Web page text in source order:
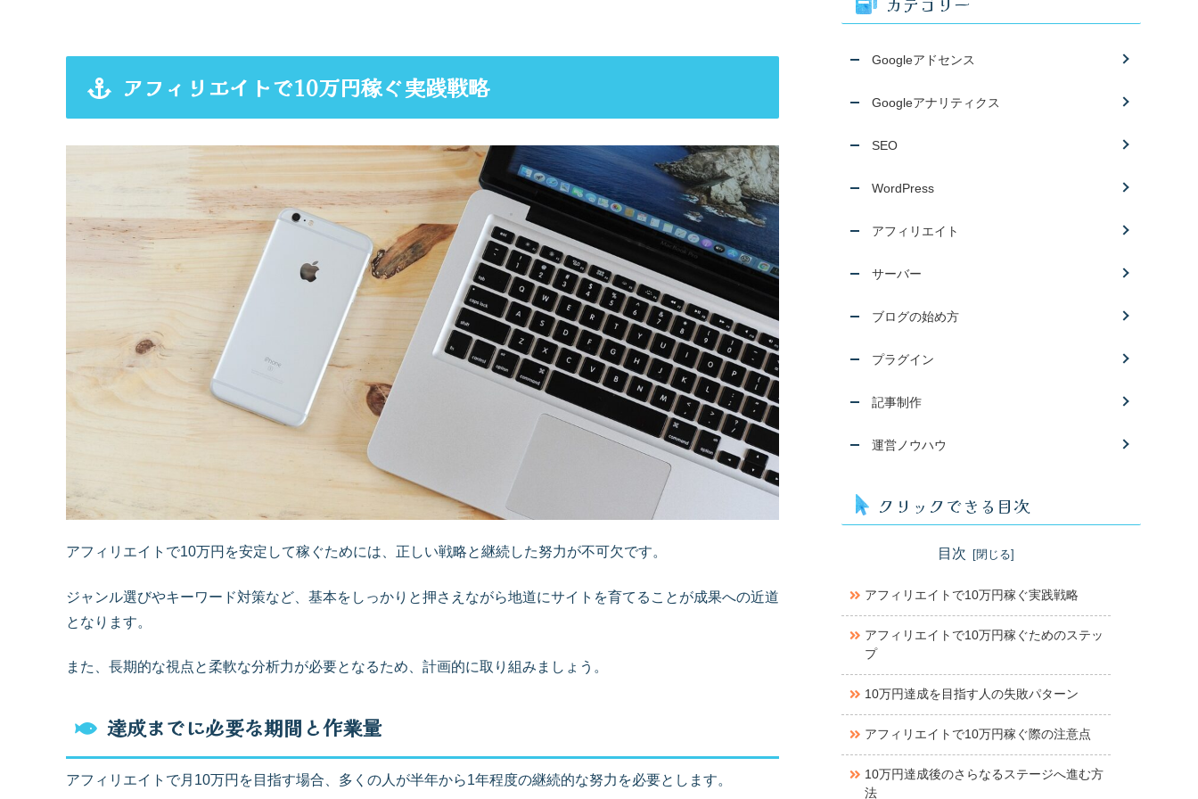
アフィリエイトで10万円稼ぐ実践戦略
アフィリエイトで10万円を安定して稼ぐためには、正しい戦略と継続した努力が不可欠です。
ジャンル選びやキーワード対策など、基本をしっかりと押さえながら地道にサイトを育てることが成果への近道
となります。
また、長期的な視点と柔軟な分析力が必要となるため、計画的に取り組みましょう。
達成までに必要な期間と作業量
アフィリエイトで月10万円を目指す場合、多くの人が半年から1年程度の継続的な努力を必要とします。
Googleアドセンス
Googleアナリティクス
SEO
WordPress
アフィリエイト
サーバー
ブログの始め方
プラグイン
記事制作
運営ノウハウ
クリックできる目次
目次
アフィリエイトで10万円稼ぐ実践戦略
アフィリエイトで10万円稼ぐためのステッ
プ
10万円達成を目指す人の失敗パターン
アフィリエイトで10万円稼ぐ際の注意点
10万円達成後のさらなるステージへ進む方
法